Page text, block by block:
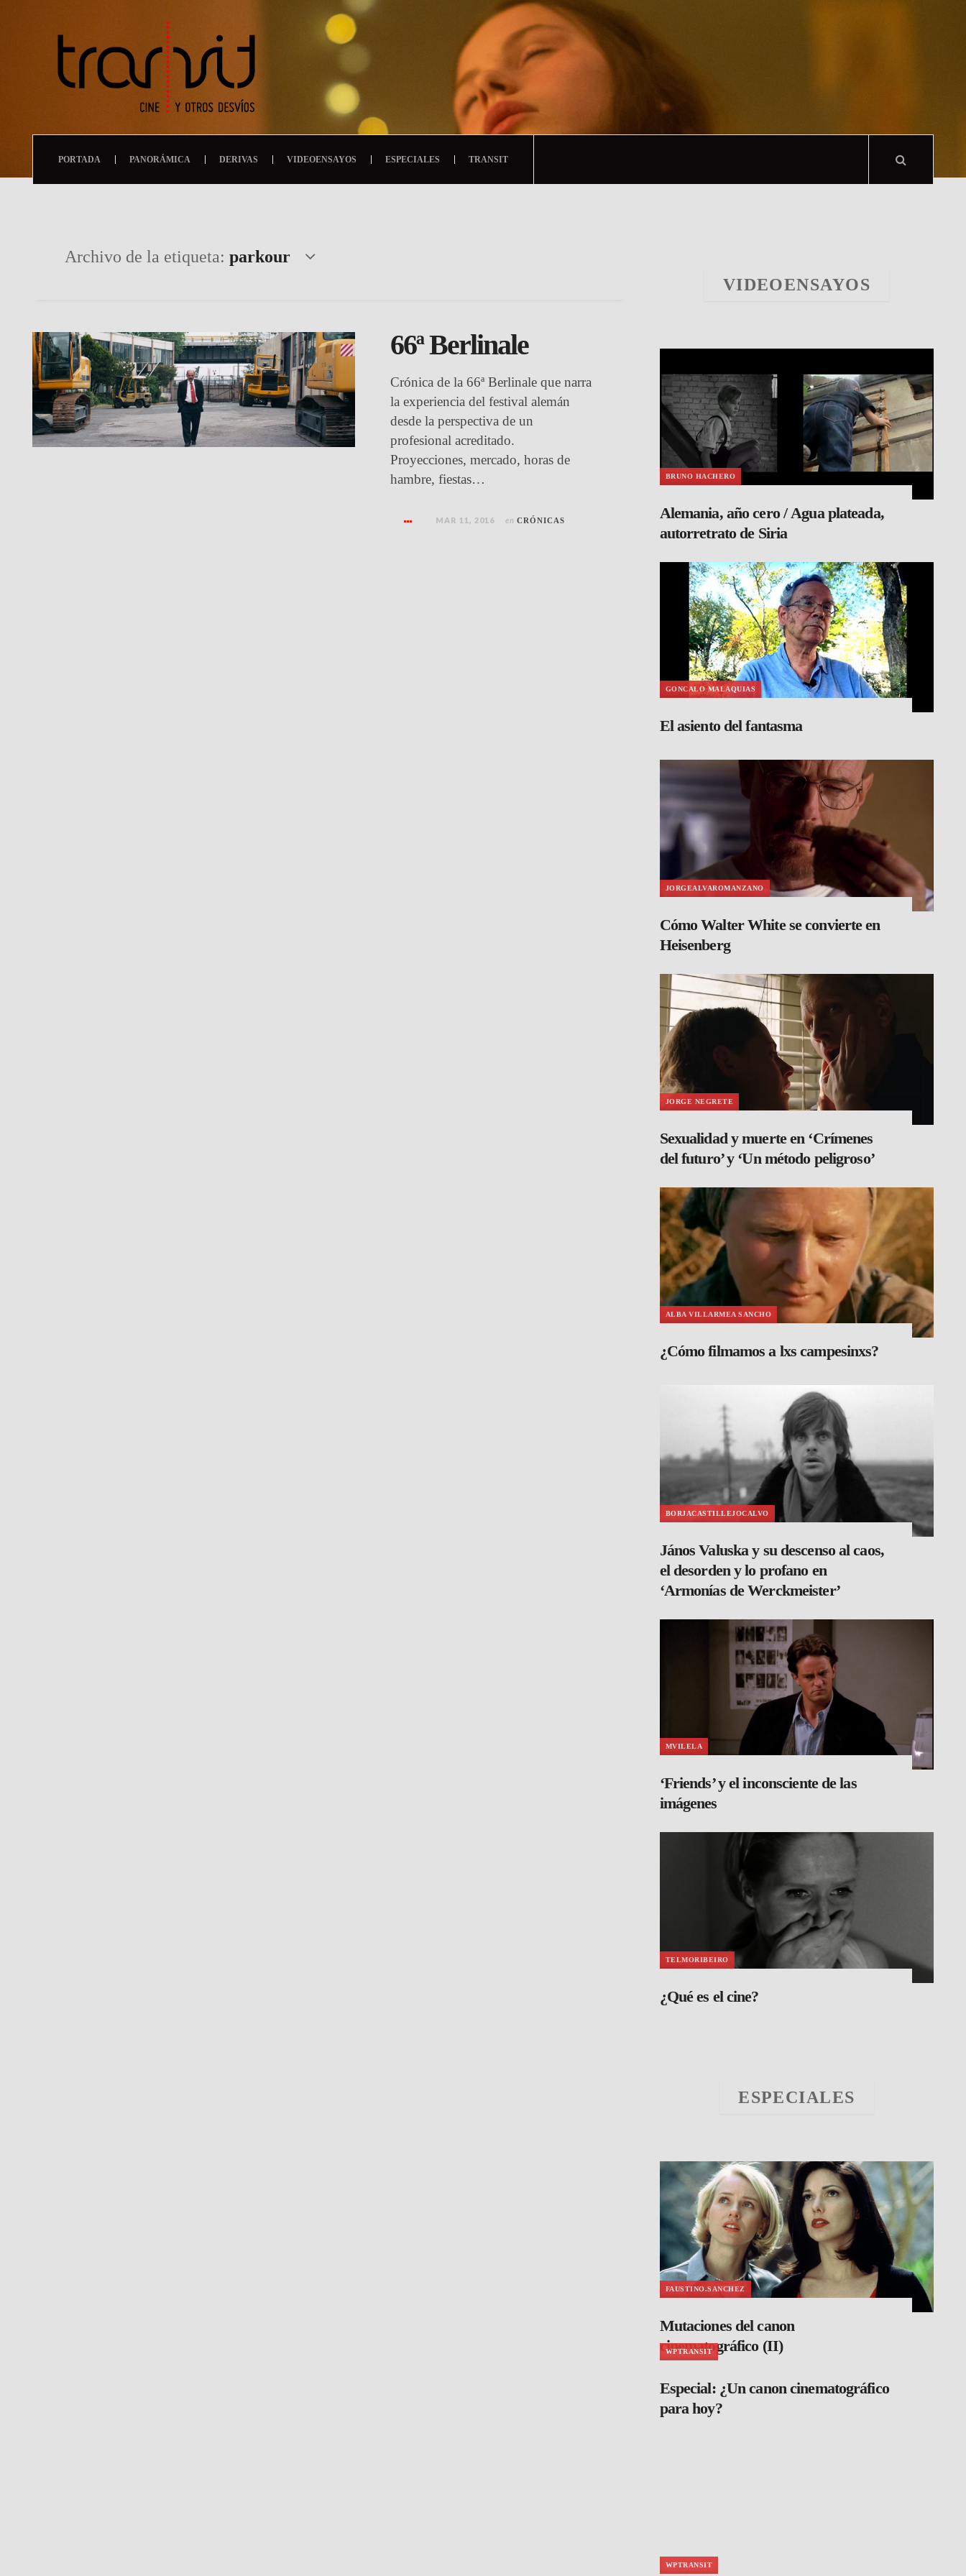
PORTADA PANORÁMICA DERIVAS VIDEOENSAYOS ESPECIALES TRANSIT
Archivo de la etiqueta: parkour
66ª Berlinale
Crónica de la 66ª Berlinale que narra
la experiencia del festival alemán
desde la perspectiva de un
profesional acreditado.
Proyecciones, mercado, horas de
hambre, fiestas…
MAR 11, 2016 en CRÓNICAS
VIDEOENSAYOS
BRUNO HACHERO
Alemania, año cero / Agua plateada,
autorretrato de Siria
GONCALO MALAQUIAS
El asiento del fantasma
JORGEALVAROMANZANO
Cómo Walter White se convierte en
Heisenberg
JORGE NEGRETE
Sexualidad y muerte en ‘Crímenes
del futuro’ y ‘Un método peligroso’
ALBA VILLARMEA SANCHO
¿Cómo filmamos a lxs campesinxs?
BORJACASTILLEJOCALVO
János Valuska y su descenso al caos,
el desorden y lo profano en
‘Armonías de Werckmeister’
MVILELA
‘Friends’ y el inconsciente de las
imágenes
TELMORIBEIRO
¿Qué es el cine?
ESPECIALES
FAUSTINO.SANCHEZ
Mutaciones del canon
cinematográfico (II)
WPTRANSIT
Especial: ¿Un canon cinematográfico
para hoy?
WPTRANSIT